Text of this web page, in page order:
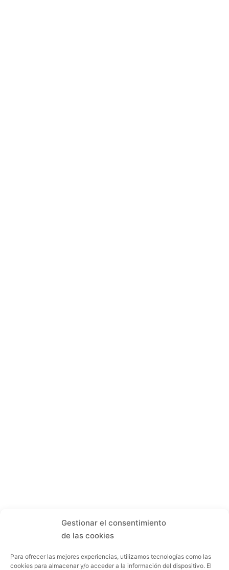
Gestionar el consentimiento
de las cookies
Para ofrecer las mejores experiencias, utilizamos tecnologías como las
cookies para almacenar y/o acceder a la información del dispositivo. El